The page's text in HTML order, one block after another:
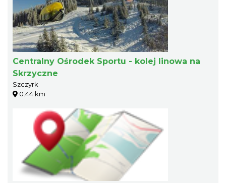
Centralny Ośrodek Sportu - kolej linowa na
Skrzyczne
Szczyrk
0.44 km